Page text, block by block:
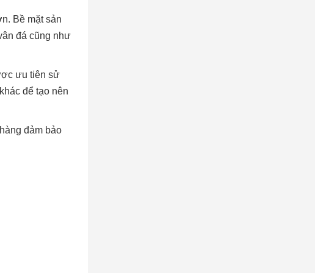
Bề mặt sản
đá cũng như
ưu tiên sử
để tạo nên
đảm bảo